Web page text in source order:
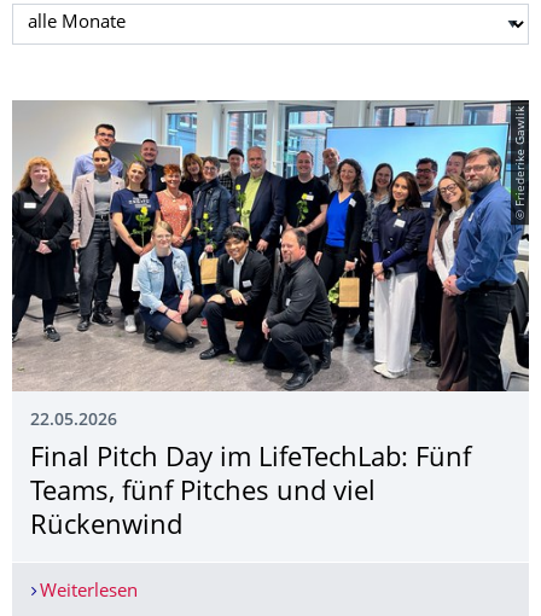
Monat auswählen
© Friederike Gawlik
22.05.2026
Final Pitch Day im LifeTechLab: Fünf
Teams, fünf Pitches und viel
Rückenwind
Weiterlesen